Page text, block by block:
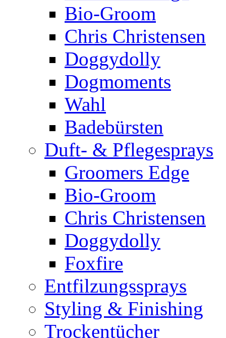
Bio-Groom
Chris Christensen
Doggydolly
Dogmoments
Wahl
Badebürsten
Duft- & Pflegesprays
Groomers Edge
Bio-Groom
Chris Christensen
Doggydolly
Foxfire
Entfilzungssprays
Styling & Finishing
Trockentücher